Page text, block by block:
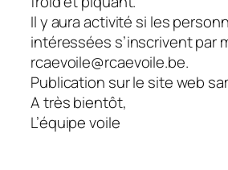
Il y aura activité si les
intéressées s’inscrivent par
rcaevoile@rcaevoile.be.
Publication sur le site web
A très bientôt,
L’équipe voile